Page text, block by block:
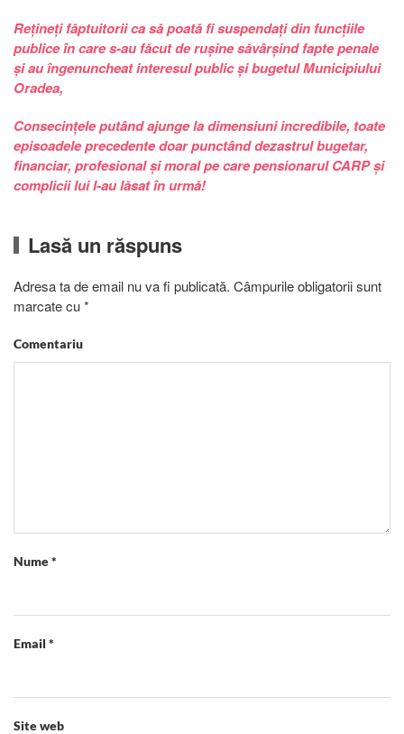
Rețineți făptuitorii ca să poată fi suspendați din funcțiile
publice în care s-au făcut de rușine săvârșind fapte penale
și au îngenuncheat interesul public și bugetul Municipiului
Oradea,
Consecințele putând ajunge la dimensiuni incredibile, toate
episoadele precedente doar punctând dezastrul bugetar,
financiar, profesional și moral pe care pensionarul CARP și
complicii lui l-au lăsat în urmă!
Lasă un răspuns
Adresa ta de email nu va fi publicată. Câmpurile obligatorii sunt
marcate cu*
Comentariu
Nume*
Email *
Site web